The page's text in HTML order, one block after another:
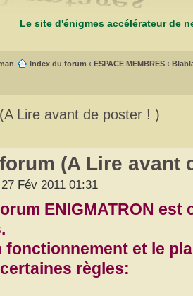
Le site d'énigmes accélérateur de
Index du forum ‹ ESPACE MEMBRES ‹
Lire avant de poster ! )
(A Lire avant
Fév 2011 01:31
ENIGMATRON est
fonctionnement et le
règles: